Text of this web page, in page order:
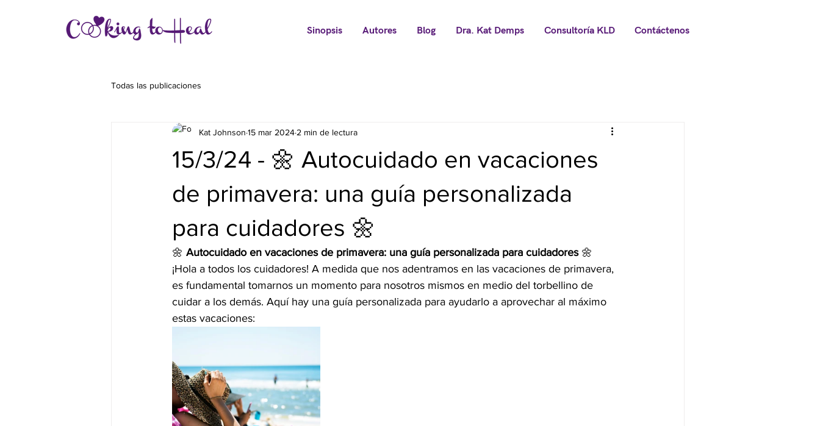
Sinopsis Autores Blog Dra. Kat Demps Consultoría KLD Contáctenos
Todas las publicaciones
15/3/24 - 🌼 Autocuidado en vacaciones
de primavera: una guía personalizada
para cuidadores 🌼
Kat Johnson 15 mar 2024 2 min de lectura
🌼 Autocuidado en vacaciones de primavera: una guía personalizada para cuidadores 🌼
¡Hola a todos los cuidadores! A medida que nos adentramos en las vacaciones de primavera,
es fundamental tomarnos un momento para nosotros mismos en medio del torbellino de
cuidar a los demás. Aquí hay una guía personalizada para ayudarlo a aprovechar al máximo
estas vacaciones: